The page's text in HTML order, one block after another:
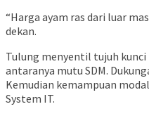
“Harga ayam ras dari luar
dekan.
Tulung menyentil tujuh kunci
antaranya mutu SDM.
Kemudian kemampuan
System IT.